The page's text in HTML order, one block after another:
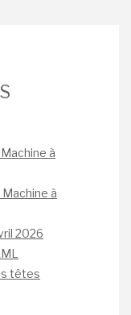
à
à
2026
têtes